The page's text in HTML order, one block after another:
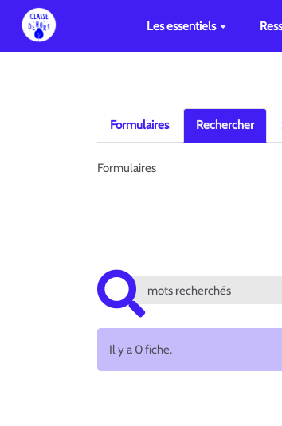
Les essentiels
Formulaires Rechercher
Formulaires
Il y a 0 fiche.